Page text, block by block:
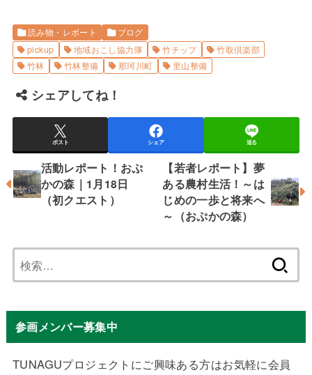
読み物・レポート
ブログ
pickup
地域おこし協力隊 竹チップ
竹取倶楽部
竹林
竹林整備 那珂川町 里山整備
シェアしてね！
ポスト シェア 送る
活動レポート！おぷ
かの森｜1月18日
（初クエスト）
【若者レポート】夢
ある農村生活！～は
じめの一歩と将来へ
～（おぷかの森）
索:
参画メンバー募集中
TUNAGUプロジェクトにご興味ある方はお気軽に会員